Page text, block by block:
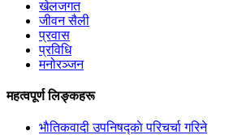
खेलजगत
जीवन सैली
प्रवास
प्रविधि
मनोरञ्जन
महत्वपूर्ण लिङ्कहरू
भाैतिकवादी उपनिषद्काे परिचर्चा गरिने